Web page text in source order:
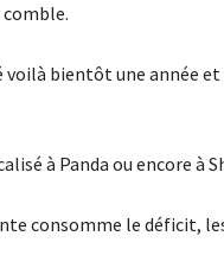
bientôt une année et
à Panda ou encore à
consomme le déficit,